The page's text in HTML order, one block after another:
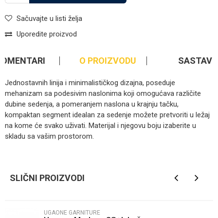
Sačuvajte u listi želja
Uporedite proizvod
O PROIZVODU SASTAV
Jednostavnih linija i minimalističkog dizajna, poseduje
mehanizam sa podesivim naslonima koji omogućava različite
dubine sedenja, a pomeranjem naslona u krajnju tačku,
kompaktan segment idealan za sedenje možete pretvoriti u ležaj
na kome će svako uživati. Materijal i njegovu boju izaberite u
skladu sa vašim prostorom.
SLIČNI PROIZVODI
UGAONE GARNITURE